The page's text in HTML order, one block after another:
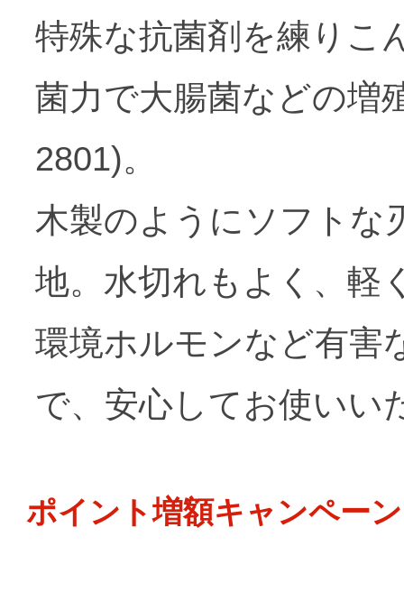
特殊な抗菌剤を練りこ
菌力で大腸菌などの増
2801)。
木製のようにソフトな
地。水切れもよく、軽
環境ホルモンなど有害
で、安心してお使いい
ポイント増額キャンペー